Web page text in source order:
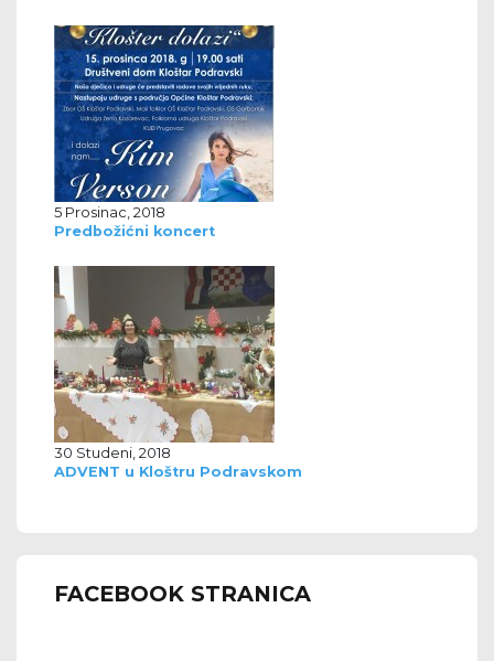
5 Prosinac, 2018
Predbožićni koncert
30 Studeni, 2018
ADVENT u Kloštru Podravskom
FACEBOOK STRANICA